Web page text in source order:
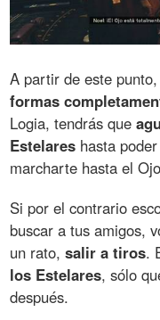
A partir de este punto,
formas
Logia, tendrás que
Estelares hasta
marcharte hasta el
Si por el contrario
buscar a tus amigos,
un rato,salir a tiros.
los Estelares, sólo
después.